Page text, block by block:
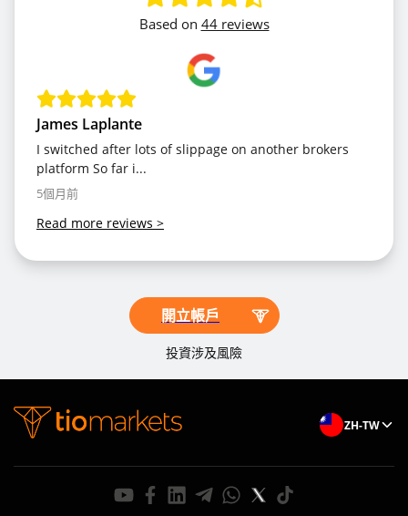
Based on 44 reviews
James Laplante
I switched after lots of slippage on another brokers
platform So far i...
5個月前
Read more reviews >
開立帳戶
投資涉及風險
ZH-TW